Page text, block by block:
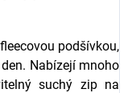
podšívkou,
Nabízejí mnoho
suchý zip na